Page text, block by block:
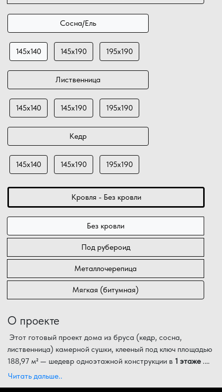
Сосна/Ель
145х140 145х190 195х190
Лиственница
145х140 145х190 195х190
Кедр
145х140 145х190 195х190
Кровля - Без кровли
Без кровли
Под рубероид
Металлочерепица
Мягкая (битумная)
О проекте
Этот готовый проект дома из бруса (кедр, сосна,
лиственница) камерной сушки, клееный под ключ площадью
188,97 м² — шедевр одноэтажной конструкции в 1 этаже.
Благодаря значительным габаритам 17,30х12,80 м и
Планировка дома на
Читать дальше..